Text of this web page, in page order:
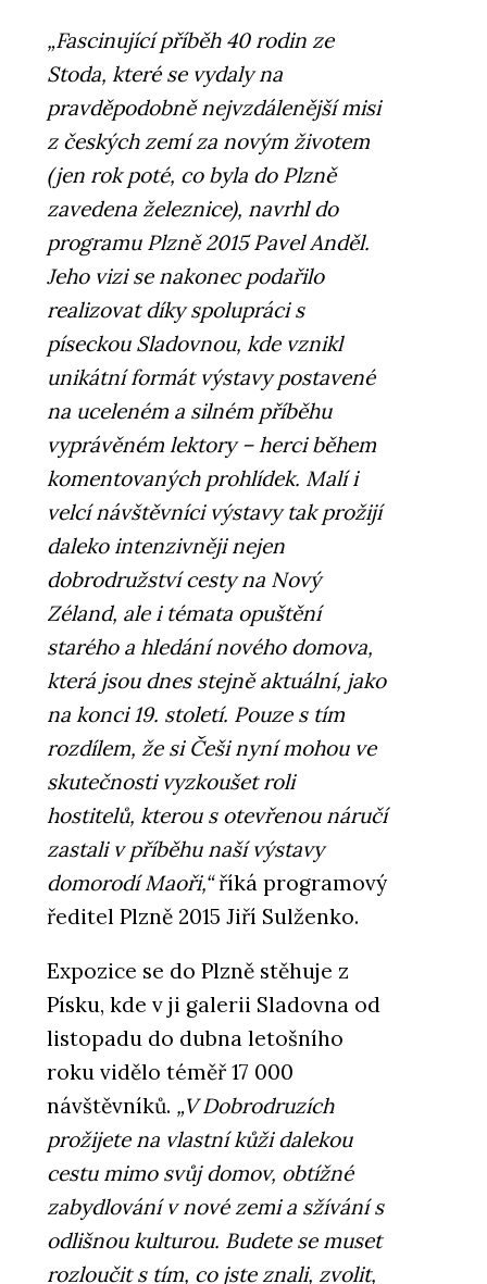
„Fascinující příběh 40 rodin ze
Stoda, které se vydaly na
pravděpodobně nejvzdálenější misi
z českých zemí za novým životem
(jen rok poté, co byla do Plzně
zavedena železnice), navrhl do
programu Plzně 2015 Pavel Anděl.
Jeho vizi se nakonec podařilo
realizovat díky spolupráci s
píseckou Sladovnou, kde vznikl
unikátní formát výstavy postavené
na uceleném a silném příběhu
vyprávěném lektory – herci během
komentovaných prohlídek. Malí i
velcí návštěvníci výstavy tak prožijí
daleko intenzivněji nejen
dobrodružství cesty na Nový
Zéland, ale i témata opuštění
starého a hledání nového domova,
která jsou dnes stejně aktuální, jako
na konci 19. století. Pouze s tím
rozdílem, že si Češi nyní mohou ve
skutečnosti vyzkoušet roli
hostitelů, kterou s otevřenou náručí
zastali v příběhu naší výstavy
domorodí Maoři,“říká programový
ředitel Plzně 2015 Jiří Sulženko.
Expozice se do Plzně stěhuje z
Písku, kde v ji galerii Sladovna od
listopadu do dubna letošního
roku vidělo téměř 17 000
návštěvníků. „V Dobrodruzích
prožijete na vlastní kůži dalekou
cestu mimo svůj domov, obtížné
zabydlování v nové zemi a sžívání s
odlišnou kulturou. Budete se muset
rozloučit s tím, co jste znali, zvolit,